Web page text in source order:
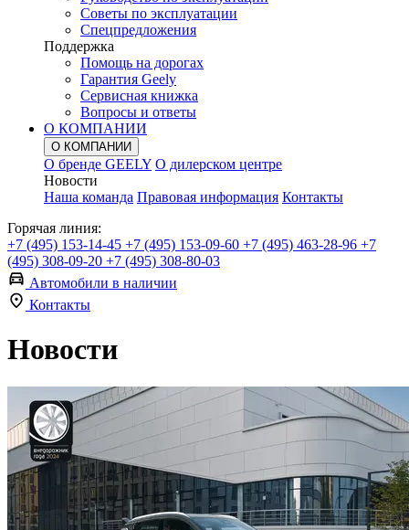
Советы по эксплуатации
Спецпредложения
Поддержка
Помощь на дорогах
Гарантия Geely
Сервисная книжка
Вопросы и ответы
О КОМПАНИИ
О КОМПАНИИ
О бренде GEELY О дилерском центре
Новости
Наша команда Правовая информация Контакты
Горячая линия:
+7 (495) 153-14-45 +7 (495) 153-09-60 +7 (495) 463-28-96 +7
(495) 308-09-20 +7 (495) 308-80-03
Автомобили в наличии
Контакты
Новости